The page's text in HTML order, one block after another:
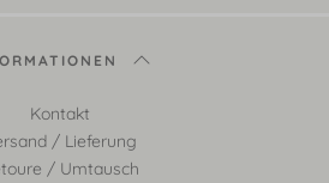
Kontakt
/ Lieferung
/ Umtausch